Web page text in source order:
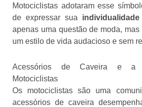
Motociclistas adotaram esse
de expressar sua individualidade
apenas uma questão de moda,
um estilo de vida audacioso e sem
Acessórios de Caveira e a
Motociclistas
Os motociclistas são uma
acessórios de caveira